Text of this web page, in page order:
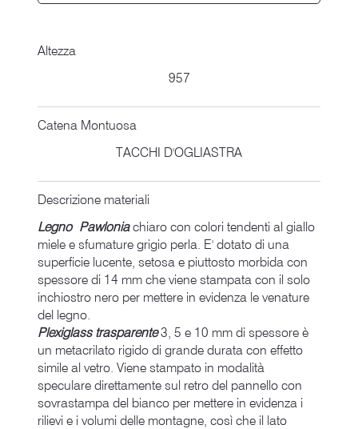
Altezza
957
Catena Montuosa
TACCHI D'OGLIASTRA
Descrizione materiali
Legno Pawloniachiaro con colori tendenti al giallo
miele e sfumature grigio perla. E' dotato di una
superficie lucente, setosa e piuttosto morbida con
spessore di 14 mm che viene stampata con il solo
inchiostro nero per mettere in evidenza le venature
del legno.
Plexiglass trasparente3, 5 e 10 mm di spessore è
un metacrilato rigido di grande durata con effetto
simile al vetro. Viene stampato in modalità
speculare direttamente sul retro del pannello con
sovrastampa del bianco per mettere in evidenza i
rilievi e i volumi delle montagne, così che il lato